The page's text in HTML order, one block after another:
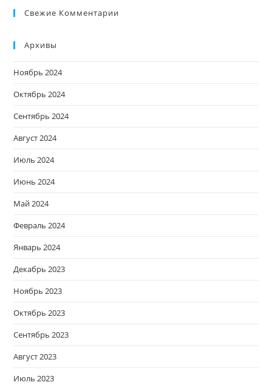
Свежие Комментарии
Архивы
Ноябрь 2024
Октябрь 2024
Сентябрь 2024
Август 2024
Июль 2024
Июнь 2024
Май 2024
Февраль 2024
Январь 2024
Декабрь 2023
Ноябрь 2023
Октябрь 2023
Сентябрь 2023
Август 2023
Июль 2023